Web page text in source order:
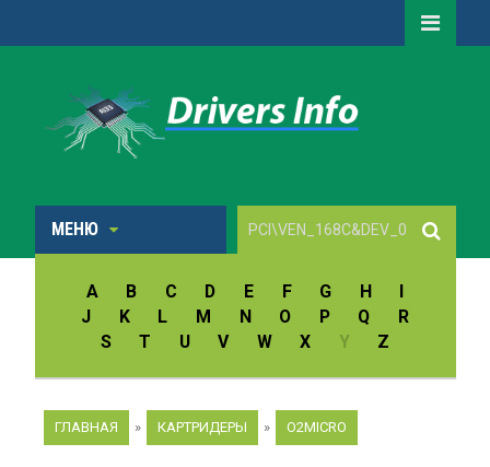
МЕНЮ
A B C D E F G H
I
J
K L M N O P Q
R
S
T U V W X Y Z
ГЛАВНАЯ » КАРТРИДЕРЫ » O2MICRO